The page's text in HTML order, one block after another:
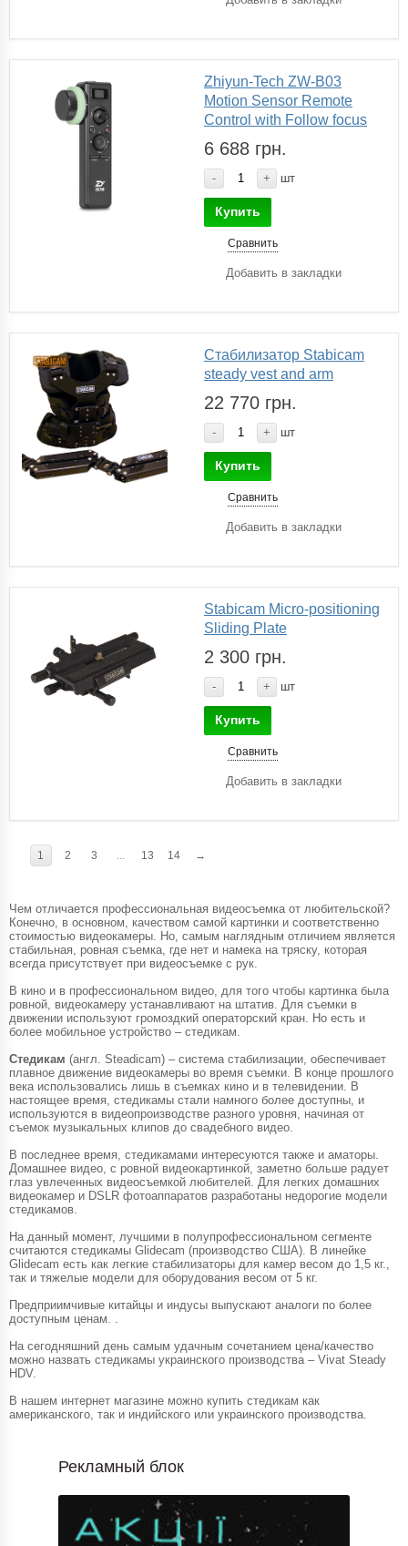
Zhiyun-Tech ZW-B03
Motion Sensor Remote
Control with Follow focus
6 688 грн.
- + шт
Купить
Сравнить
Добавить в закладки
Стабилизатор Stabicam
steady vest and arm
22 770 грн.
- + шт
Купить
Сравнить
Добавить в закладки
Stabicam Micro-positioning
Sliding Plate
2 300 грн.
- + шт
Купить
Сравнить
Добавить в закладки
1 2 3 13 14 →
Чем отличается профессиональная видеосъемка от любительской?
Конечно, в основном, качеством самой картинки и соответственно
стоимостью видеокамеры. Но, самым наглядным отличием является
стабильная, ровная съемка, где нет и намека на тряску, которая
всегда присутствует при видеосъемке с рук.
В кино и в профессиональном видео, для того чтобы картинка была
ровной, видеокамеру устанавливают на штатив. Для съемки в
движении используют громоздкий операторский кран. Но есть и
более мобильное устройство – стедикам.
Стедикам (англ. Steadicam) – система стабилизации, обеспечивает
плавное движение видеокамеры во время съемки. В конце прошлого
века использовались лишь в съемках кино и в телевидении. В
настоящее время, стедикамы стали намного более доступны, и
используются в видеопроизводстве разного уровня, начиная от
съемок музыкальных клипов до свадебного видео.
В последнее время, стедикамами интересуются также и аматоры.
Домашнее видео, с ровной видеокартинкой, заметно больше радует
глаз увлеченных видеосъемкой любителей. Для легких домашних
видеокамер и DSLR фотоаппаратов разработаны недорогие модели
стедикамов.
На данный момент, лучшими в полупрофессиональном сегменте
считаются стедикамы Glidecam (производство США). В линейке
Glidecam есть как легкие стабилизаторы для камер весом до 1,5 кг.,
так и тяжелые модели для оборудования весом от 5 кг.
Предприимчивые китайцы и индусы выпускают аналоги по более
доступным ценам. .
На сегодняшний день самым удачным сочетанием цена/качество
можно назвать стедикамы украинского производства – Vivat Steady
HDV.
В нашем интернет магазине можно купить стедикам как
американского, так и индийского или украинского производства.
Рекламный блок